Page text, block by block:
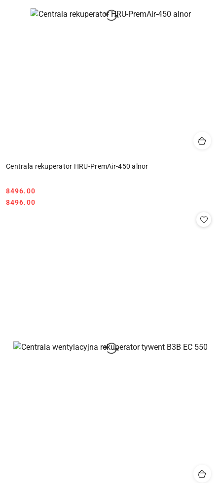
Centrala rekuperator HRU-PremAir-450 alnor
Cena:
8496.00
Cena:
8496.00